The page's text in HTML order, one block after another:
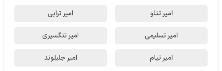
امیر تتلو امیر ترابی
امیر تسلیمی امیر تنگسیری
امیر تیام امیر جلیلوند